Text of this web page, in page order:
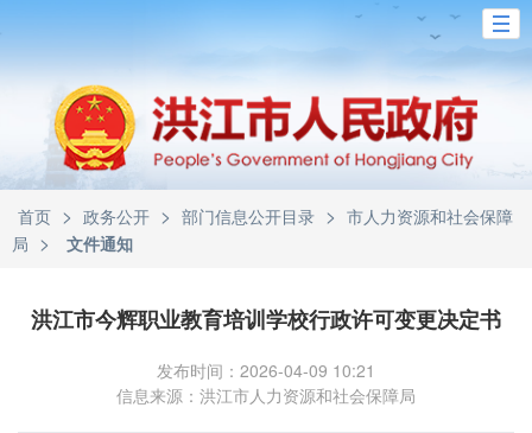
首页 > 政务公开 > 部门信息公开目录 > 市人力资源和社会保障
局 > 文件通知
洪江市今辉职业教育培训学校行政许可变更决定书
发布时间：2026-04-09 10:21
信息来源：洪江市人力资源和社会保障局